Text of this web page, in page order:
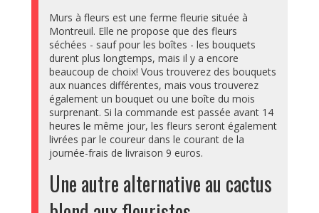
Murs à fleurs est une ferme fleurie située à
Montreuil. Elle ne propose que des fleurs
séchées - sauf pour les boîtes - les bouquets
durent plus longtemps, mais il y a encore
beaucoup de choix! Vous trouverez des bouquets
aux nuances différentes, mais vous trouverez
également un bouquet ou une boîte du mois
surprenant. Si la commande est passée avant 14
heures le même jour, les fleurs seront également
livrées par le coureur dans le courant de la
journée-frais de livraison 9 euros.
Une autre alternative au cactus